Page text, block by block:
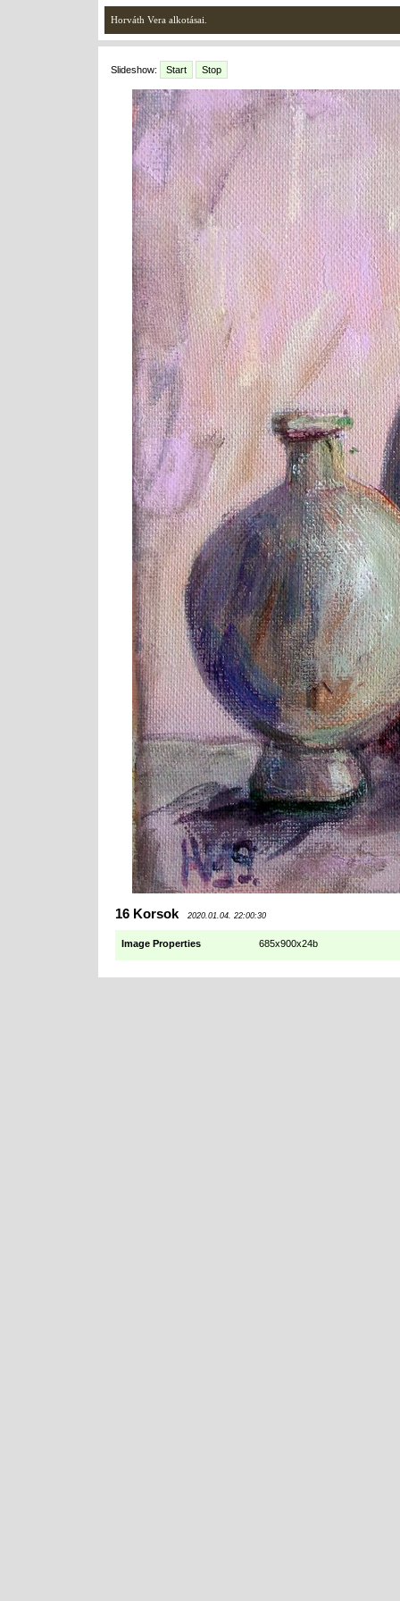
Horváth Vera alkotásai.
Slideshow: Start Stop
16 Korsok 2020.01.04. 22:00:30
Image Properties 685x900x24b